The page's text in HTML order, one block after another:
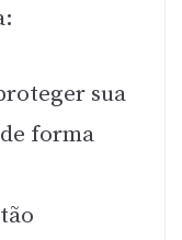
sua
forma